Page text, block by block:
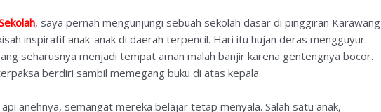
, saya pernah mengunjungi sebuah sekolah dasar di pinggiran Karawang
inspiratif anak-anak di daerah terpencil. Hari itu hujan deras mengguyur.
seharusnya menjadi tempat aman malah banjir karena gentengnya bocor.
berdiri sambil memegang buku di atas kepala.
anehnya, semangat mereka belajar tetap menyala. Salah satu anak,